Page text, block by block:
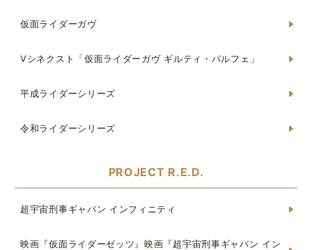
仮面ライダーガヴ
Vシネクスト「仮面ライダーガヴ ギルティ・パルフェ」
平成ライダーシリーズ
令和ライダーシリーズ
PROJECT R.E.D.
超宇宙刑事ギャバン インフィニティ
映画『仮面ライダーゼッツ』映画『超宇宙刑事ギャバン イン